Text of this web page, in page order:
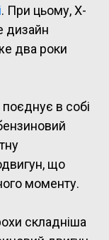
. При цьому, X-
дизайн
два роки
в собі
що
моменту.
складніша